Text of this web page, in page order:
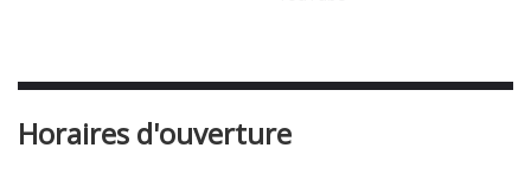
Horaires d'ouverture